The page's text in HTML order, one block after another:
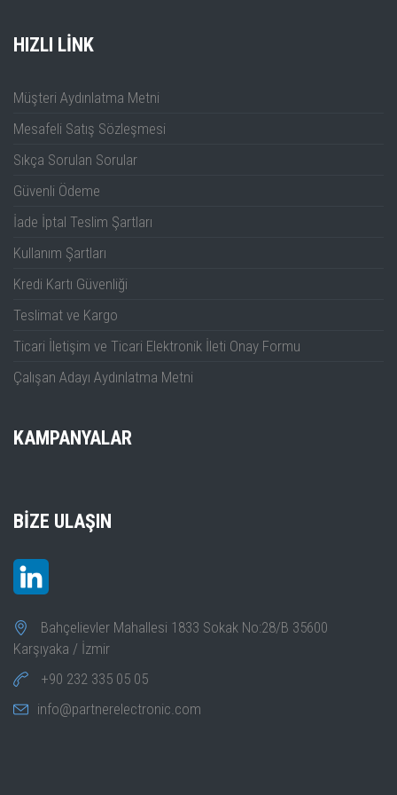
HIZLI LINK
Müşteri Aydınlatma Metni
Mesafeli Satış Sözleşmesi
Sıkça Sorulan Sorular
Güvenli Ödeme
İade İptal Teslim Şartları
Kullanım Şartları
Kredi Kartı Güvenliği
Teslimat ve Kargo
Ticari İletişim ve Ticari Elektronik İleti Onay Formu
Çalışan Adayı Aydınlatma Metni
KAMPANYALAR
BIZE ULAŞIN
Bahçelievler Mahallesi 1833 Sokak No:28/B 35600
Karşıyaka / İzmir
+90 232 335 05 05
info@partnerelectronic.com